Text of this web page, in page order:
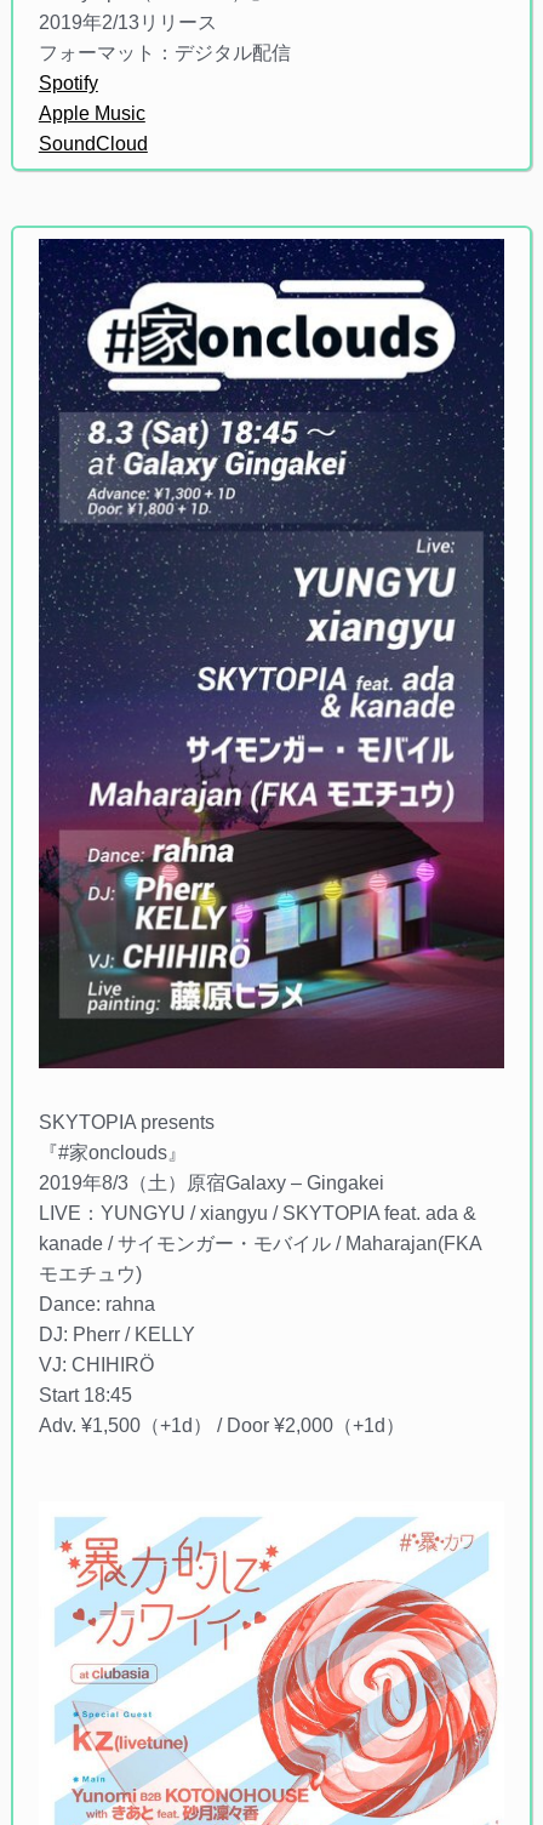
2019年2/13リリース
フォーマット：デジタル配信
Spotify
Apple Music
SoundCloud
SKYTOPIA presents
『#家onclouds』
2019年8/3（土）原宿Galaxy – Gingakei
LIVE：YUNGYU / xiangyu / SKYTOPIA feat. ada &
kanade / サイモンガー・モバイル / Maharajan(FKA
モエチュウ)
Dance: rahna
DJ: Pherr / KELLY
VJ: CHIHIRÖ
Start 18:45
Adv. ¥1,500（+1d） / Door ¥2,000（+1d）